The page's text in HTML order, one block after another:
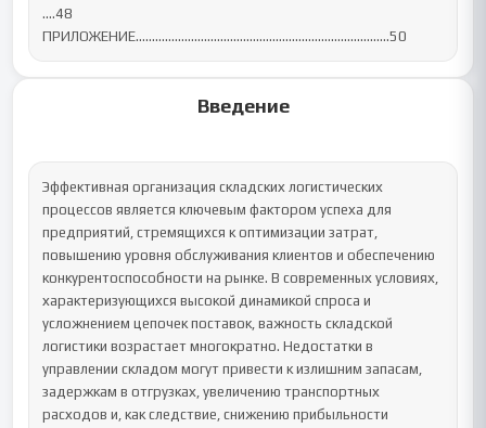
….48
ПРИЛОЖЕНИЕ…………………………………………………………………...50
Введение
Эффективная организация складских логистических
процессов является ключевым фактором успеха для
предприятий, стремящихся к оптимизации затрат,
повышению уровня обслуживания клиентов и обеспечению
конкурентоспособности на рынке. В современных условиях,
характеризующихся высокой динамикой спроса и
усложнением цепочек поставок, важность складской
логистики возрастает многократно. Недостатки в
управлении складом могут привести к излишним запасам,
задержкам в отгрузках, увеличению транспортных
расходов и, как следствие, снижению прибыльности